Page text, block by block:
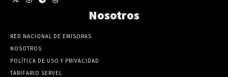
Nosotros
RED NACIONAL DE EMISORAS
NOSOTROS
POLÍTICA DE USO Y PRIVACIDAD
TARIFARIO SERVEL